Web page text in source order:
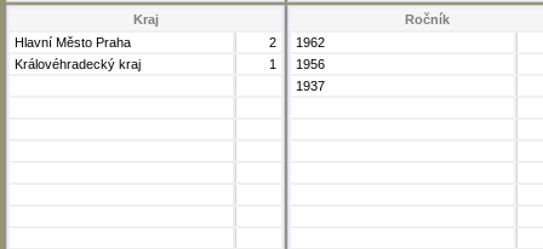
Kraj
Hlavní Město Praha
2
Královéhradecký kraj
1
Ročník
1962
1956
1937